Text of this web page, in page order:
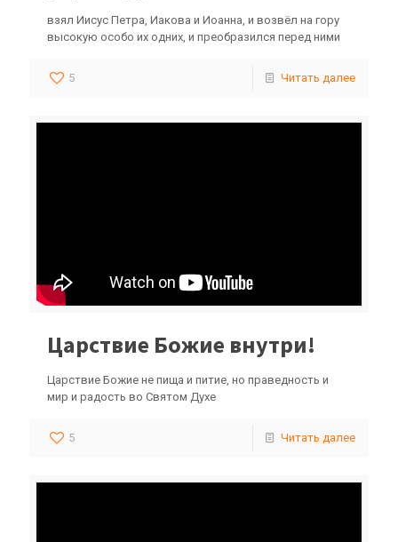
взял Иисус Петра, Иакова и Иоанна, и возвёл на гору
высокую особо их одних, и преобразился перед ними
5 Читать далее
Царствие Божие внутри!
Царствие Божие не пища и питие, но праведность и
мир и радость во Святом Духе
5 Читать далее